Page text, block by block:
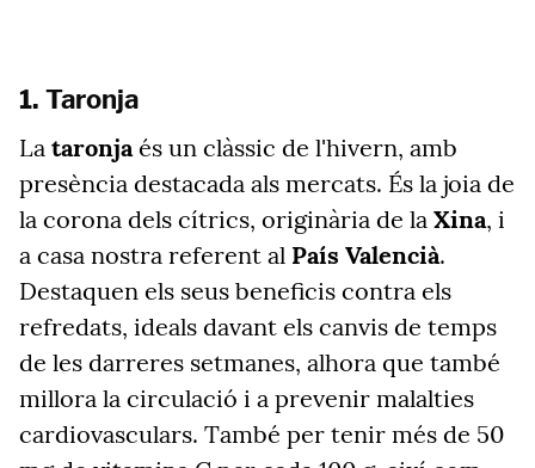
1. Taronja
La taronjaés un clàssic de l'hivern, amb
presència destacada als mercats. És la joia de
la corona dels cítrics, originària de la Xina, i
a casa nostra referent al País Valencià.
Destaquen els seus beneficis contra els
refredats, ideals davant els canvis de temps
de les darreres setmanes, alhora que també
millora la circulació i a prevenir malalties
cardiovasculars. També per tenir més de 50